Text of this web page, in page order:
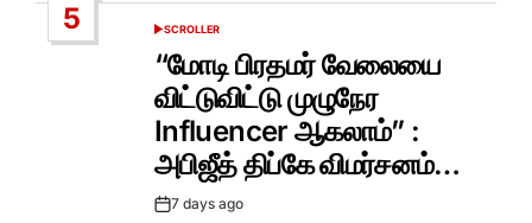
5
POSTED
IN
SCROLLER
“மோடி பிரதமர் வேலையை
விட்டுவிட்டு முழுநேர
Influencer ஆகலாம்” :
அபிஜீத் திப்கே விமர்சனம்…
Post7 days ago